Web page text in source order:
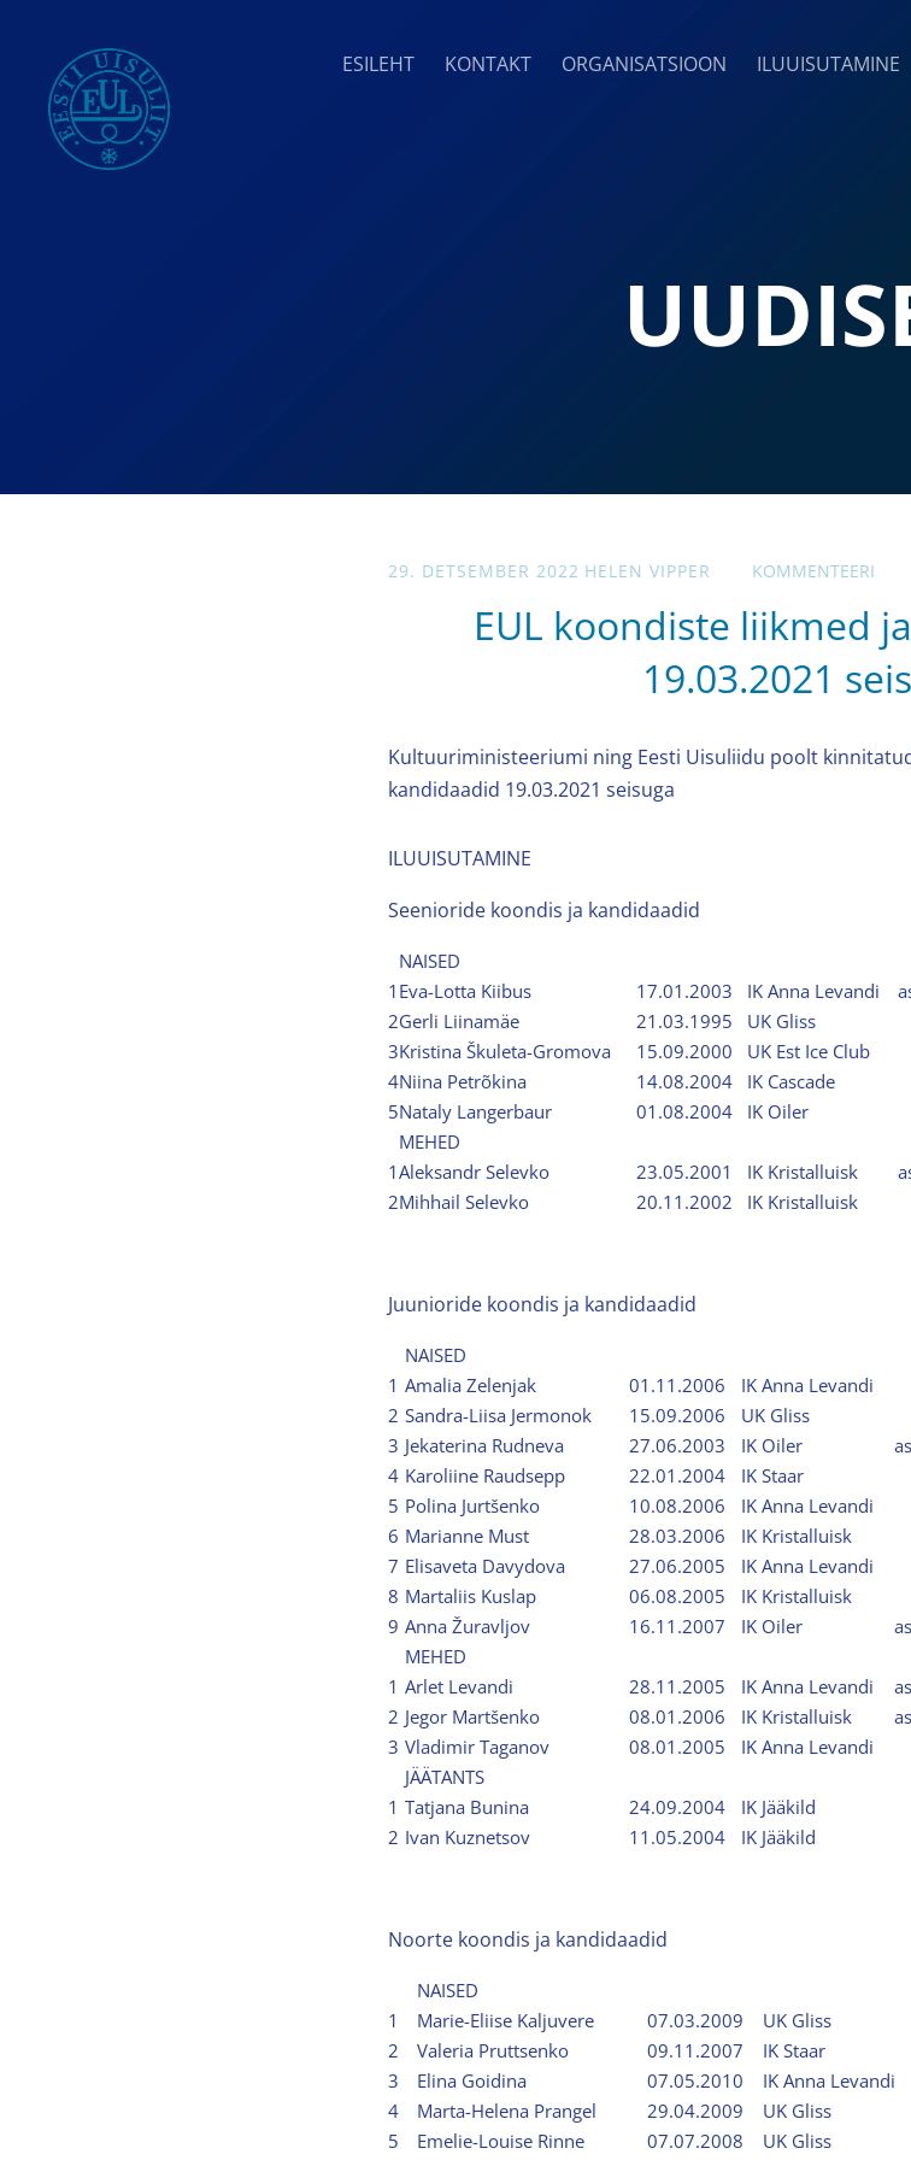
ESILEHT KONTAKT ORGANISATSIOON ILUUISUTAMINE
29. DETSEMBER 2022 HELEN VIPPER KOMMENTEERI
EUL koondiste liikmed
19.03.2021
Kultuuriministeeriumi ning Eesti Uisuliidu poolt
kandidaadid 19.03.2021 seisuga
ILUUISUTAMINE
Seenioride koondis ja kandidaadid
NAISED
1 Eva-Lotta Kiibus 17.01.2003 IK Anna Levandi
2Gerli Liinamäe 21.03.1995
UK Gliss
3Kristina Škuleta-Gromova 15.09.2000
UK Est Ice Club
4Niina Petrõkina 14.08.2004
IK Cascade
5Nataly Langerbaur 01.08.2004
IK Oiler
MEHED
1Aleksandr Selevko 23.05.2001 IK Kristalluisk
2Mihhail Selevko 20.11.2002 IK Kristalluisk
Juunioride koondis ja kandidaadid
NAISED
1 Amalia Zelenjak 01.11.2006
IK Anna Levandi
2 Sandra-Liisa Jermonok 15.09.2006
UK Gliss
3 Jekaterina Rudneva 27.06.2003 IK Oiler
4 Karoliine Raudsepp 22.01.2004
IK Staar
5 Polina Jurtšenko 10.08.2006
IK Anna Levandi
6 Marianne Must 28.03.2006
IK Kristalluisk
7 Elisaveta Davydova 27.06.2005
IK Anna Levandi
8 Martaliis Kuslap 06.08.2005
IK Kristalluisk
9 Anna Žuravljov 16.11.2007 IK Oiler
MEHED
1 Arlet Levandi 28.11.2005 IK Anna Levandi
2 Jegor Martšenko 08.01.2006 IK Kristalluisk
3 Vladimir Taganov 08.01.2005
IK Anna Levandi
JÄÄTANTS
1 Tatjana Bunina 24.09.2004
IK Jääkild
2 Ivan Kuznetsov 11.05.2004 IK Jääkild
Noorte koondis ja kandidaadid
NAISED
1
Marie-Eliise Kaljuvere 07.03.2009
UK Gliss
2
Valeria Pruttsenko 09.11.2007
IK Staar
3
Elina Goidina 07.05.2010
IK Anna Levandi
4
Marta-Helena Prangel 29.04.2009
UK Gliss
5
Emelie-Louise Rinne 07.07.2008
UK Gliss